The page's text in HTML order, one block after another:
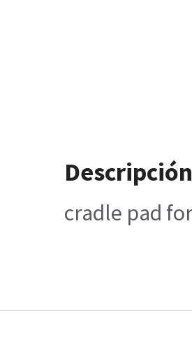
cradle pad